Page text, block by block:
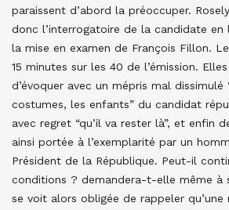
paraissent d’abord la préoccuper.
donc l’interrogatoire de la candidate en
la mise en examen de François Fillon.
15 minutes sur les 40 de l’émission.
d’évoquer avec un mépris mal dissimulé
costumes, les enfants” du candidat
avec regret “qu’il va rester là”, et enfin
ainsi portée à l’exemplarité par un
Président de la République. Peut-il
conditions ? demandera-t-elle même à
se voit alors obligée de rappeler qu’une